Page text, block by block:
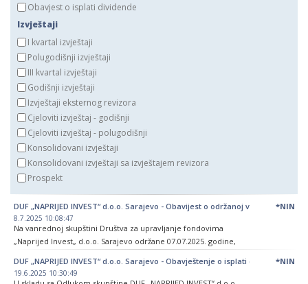
Obavjest o isplati dividende
Izvještaji
I kvartal izvještaji
Polugodišnji izvještaji
III kvartal izvještaji
Godišnji izvještaji
Izvještaji eksternog revizora
Cjeloviti izvještaj - godišnji
Cjeloviti izvještaj - polugodišnji
Konsolidovani izvještaji
Konsolidovani izvještaji sa izvještajem revizora
Prospekt
DUF „NAPRIJED INVEST“ d.o.o. Sarajevo - Obavijest o održanoj vanrednoj
8.7.2025 10:08:47
Na vanrednoj skupštini Društva za upravljanje fondovima
„Naprijed Invest„ d.o.o. Sarajevo održane 07.07.2025. godine,
- Donesena Odluka o razrješenju Odbora za reviziju društva,
*NIN
DUF „NAPRIJED INVEST“ d.o.o. Sarajevo - Obavještenje o isplati dobiti
19.6.2025 10:30:49
*NIN